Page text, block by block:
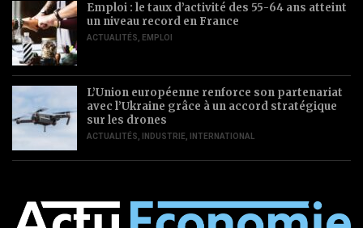
Emploi : le taux d’activité des 55-64 ans atteint
un niveau record en France
ACTUALITÉS EMPLOI
L’Union européenne renforce son partenariat
avec l’Ukraine grâce à un accord stratégique
sur les drones
ACTUALITÉS INDUSTRIE INTERNATIONAL